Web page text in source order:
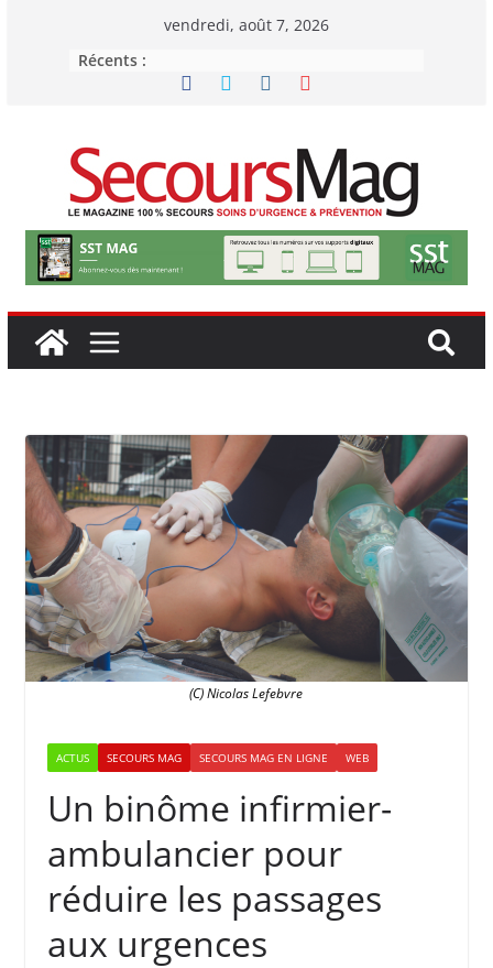
vendredi, août 7, 2026
Récents :
(C) Nicolas Lefebvre
ACTUS SECOURS MAG SECOURS MAG EN LIGNE WEB
Un binôme infirmier-
ambulancier pour
réduire les passages
aux urgences